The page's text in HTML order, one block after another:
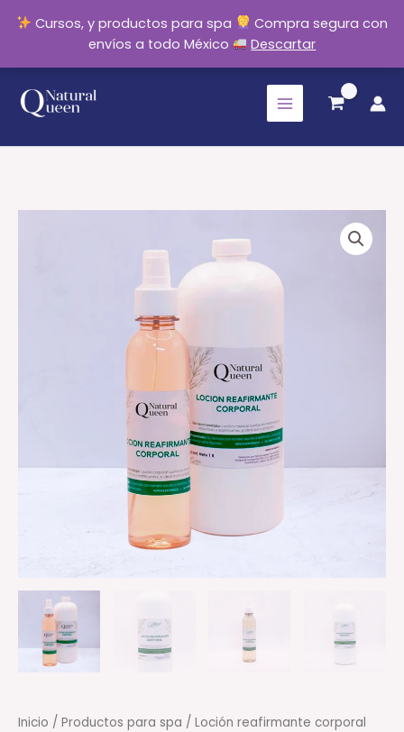
Cursos, y productos para spa
Compra segura con
envíos a todo México
Descartar
contenido
Inicio / Productos para spa / Loción reafirmante corporal